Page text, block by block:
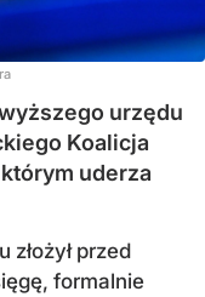
urzędu
Koalicja
uderza
przed
formalnie